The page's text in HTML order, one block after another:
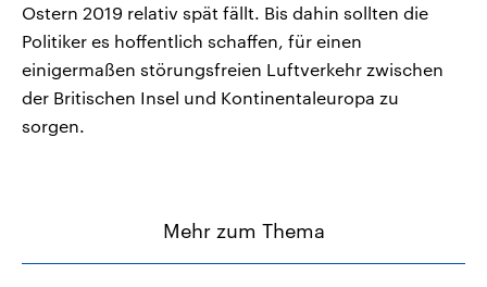
Ostern 2019 relativ spät fällt. Bis dahin sollten die
Politiker es hoffentlich schaffen, für einen
einigermaßen störungsfreien Luftverkehr zwischen
der Britischen Insel und Kontinentaleuropa zu
sorgen.
Mehr zum Thema